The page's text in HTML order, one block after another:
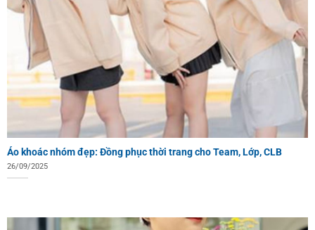
Áo khoác nhóm đẹp: Đồng phục thời trang cho Team, Lớp, CLB
26/09/2025